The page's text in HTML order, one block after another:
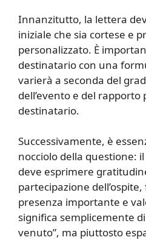
Innanzitutto, la lettera
iniziale che sia cortese e
personalizzato. È
destinatario con una
varierà a seconda del
dell’evento e del
destinatario.
Successivamente, è
nocciolo della questione:
deve esprimere
partecipazione
presenza importante e
significa semplicemente
venuto”, ma piuttosto